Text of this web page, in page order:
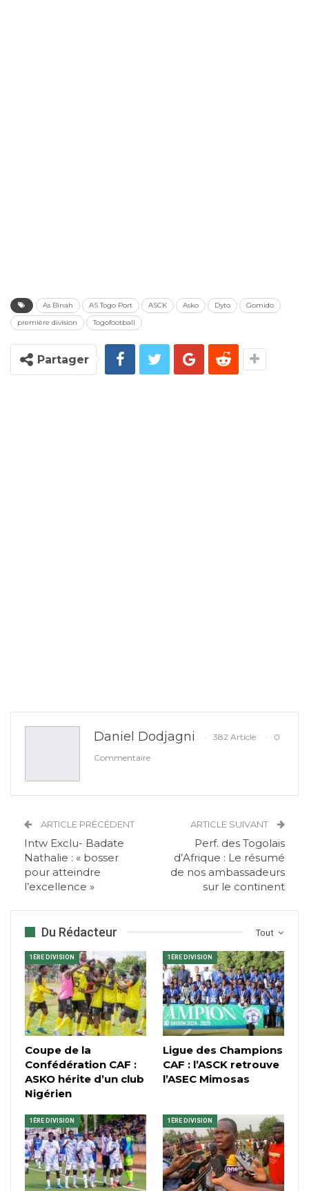
As Binah AS Togo Port ASCK Asko Dyto
Gomido
première division
Togofootball
Partager
Daniel Dodjagni 382 Article
0
Commentaire
ARTICLE PRÉCÉDENT
Intw Exclu- Badate
Nathalie : « bosser
pour atteindre
l’excellence »
ARTICLE SUIVANT
Perf. des Togolais
d’Afrique : Le résumé
de nos ambassadeurs
sur le continent
Tout
Du Rédacteur
1ÈRE DIVISION
Coupe de la
Confédération CAF :
ASKO hérite d’un club
Nigérien
1ÈRE DIVISION
Ligue des Champions
CAF : l’ASCK retrouve
l’ASEC Mimosas
1ÈRE DIVISION 1ÈRE DIVISION